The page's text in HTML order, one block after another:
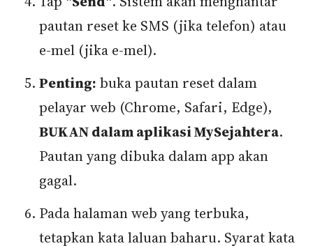
pautan reset ke SMS (jika telefon) atau
e-mel (jika e-mel).
Penting: buka pautan reset dalam
pelayar web (Chrome, Safari, Edge),
BUKAN dalam aplikasi MySejahtera.
Pautan yang dibuka dalam app akan
gagal.
Pada halaman web yang terbuka,
tetapkan kata laluan baharu. Syarat kata